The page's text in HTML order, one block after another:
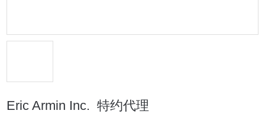
Eric Armin Inc. 特约代理